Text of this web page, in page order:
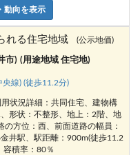
動向を表示
れる住宅地域 (公示地価)
市) (用途地域 住宅地)
央線) (徒歩11.2分)
状況詳細：共同住宅、建物構
形状：不整形、地上：2階、地
方位：西、前面道路の幅員：
井駅、駅距離：900m(徒歩11.2
容積率：80％